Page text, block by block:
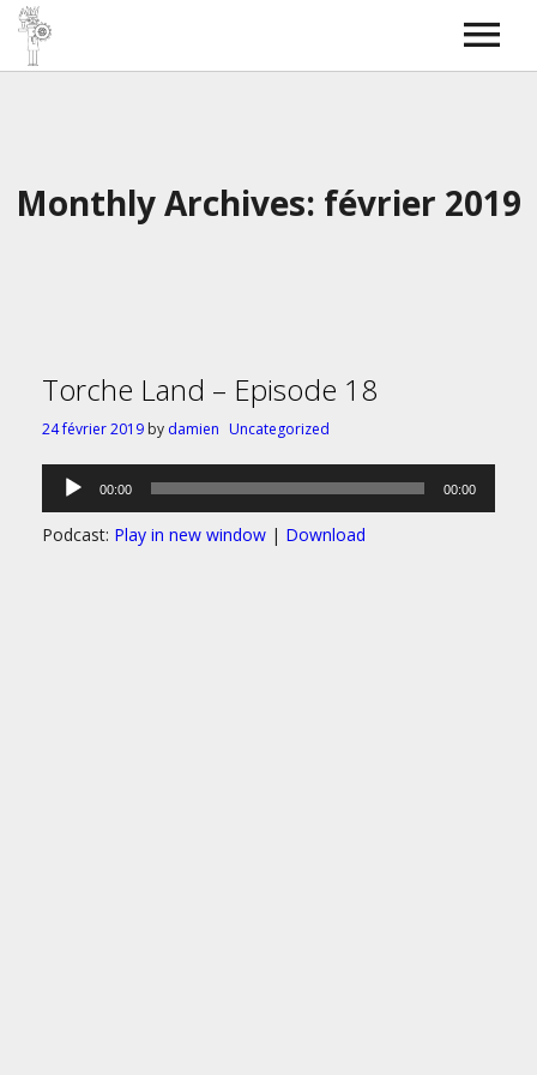
Monthly Archives: février 2019
Torche Land – Episode 18
24 février 2019 by damien Uncategorized
Lecteur
audio
00:00 00:00
Podcast: Play in new window | Download